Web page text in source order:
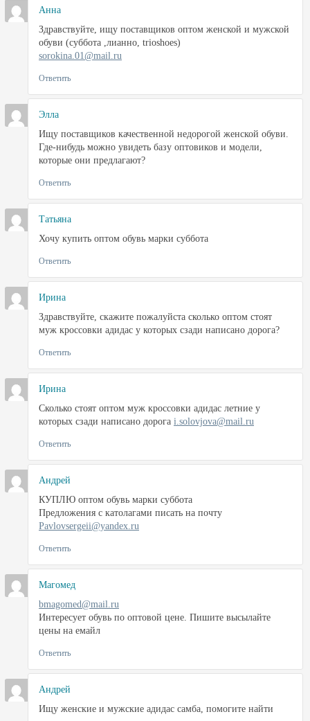
Анна
Здравствуйте, ищу поставщиков оптом женской и мужской
обуви (суббота ,лианно, trioshoes)
sorokina.01@mail.ru
Ответить
Элла
Ищу поставщиков качественной недорогой женской обуви.
Где-нибудь можно увидеть базу оптовиков и модели,
которые они предлагают?
Ответить
Татьяна
Хочу купить оптом обувь марки суббота
Ответить
Ирина
Здравствуйте, скажите пожалуйста сколько оптом стоят
муж кроссовки адидас у которых сзади написано дорога?
Ответить
Ирина
Сколько стоят оптом муж кроссовки адидас летние у
которых сзади написано дорога i.solovjova@mail.ru
Ответить
Андрей
КУПЛЮ оптом обувь марки суббота
Предложения с католагами писать на почту
Pavlovsergeii@yandex.ru
Ответить
Магомед
bmagomed@mail.ru
Интересует обувь по оптовой цене. Пишите высылайте
цены на емайл
Ответить
Андрей
Ищу женские и мужские адидас самба, помогите найти